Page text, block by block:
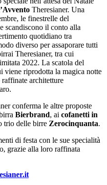
Theresianer. Una
le finestrelle del
scandiscono il conto alla
quotidiano tra
diverso per assaporare tutti
Theresianer, tra cui
2022. La scatola del
viene riprodotta la magica notte
architetture
conferma le altre proposte
Bierbrand, ai cofanetti in
trio delle birre Zerocinquanta.
di festa con le sue specialità
grazie alla loro raffinata